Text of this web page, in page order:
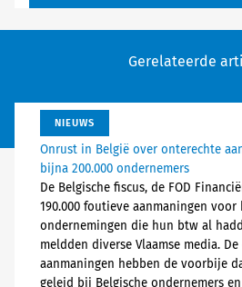
Gerelateerde
NIEUWS
Onrust in België over onterechte
bijna 200.000 ondernemers
De Belgische fiscus, de FOD
190.000 foutieve aanmaningen
ondernemingen die hun btw al
meldden diverse Vlaamse media.
aanmaningen hebben de voorbije
geleid bij Belgische ondernemers